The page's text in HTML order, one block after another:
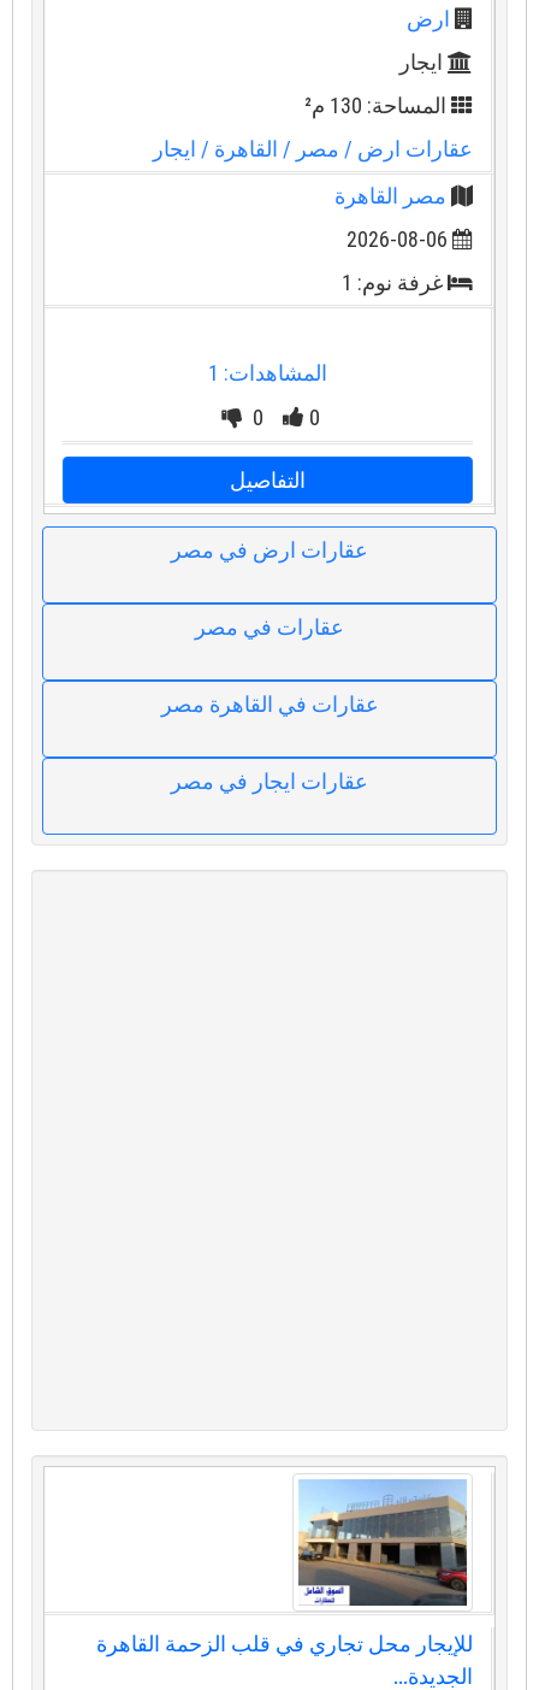
ارض
ايجار
المساحة: 130 م²
عقارات ارض / مصر / القاهرة/ ايجار
مصر القاهرة
2026-08-06
غرفة نوم: 1
المشاهدات: 1
0
0
التفاصيل
عقارات ارض في مصر
عقارات في مصر
عقارات في القاهرة مصر
عقارات ايجار في مصر
للإيجار محل تجاري في قلب الزحمة القاهرة
الجديدة...